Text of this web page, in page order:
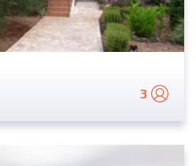
3